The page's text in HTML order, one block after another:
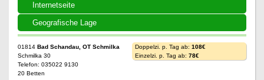
Internetseite
Geografische Lage
01814 Bad Schandau, OT Schmilka
Schmilka 30
Telefon: 035022 9130
20 Betten
Doppelzi. p. Tag ab: 108€
Einzelzi. p. Tag ab: 78€